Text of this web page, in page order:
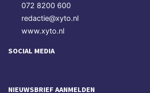
072 8200 600
redactie@xyto.nl
www.xyto.nl
SOCIAL MEDIA
NIEUWSBRIEF AANMELDEN